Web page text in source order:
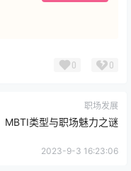
0 0
职场发展
MBTI类型与职场魅力之谜
2023-9-3 16:23:06